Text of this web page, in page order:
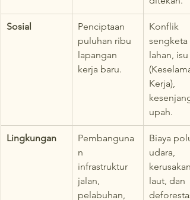
Sosial
Penciptaan
puluhan ribu
lapangan
kerja baru.
Konflik
sengketa
lahan, isu
Kerja),
upah.
Lingkungan
Pembanguna
n
infrastruktur
jalan,
pelabuhan,
Biaya
udara,
kerusakan
laut, dan